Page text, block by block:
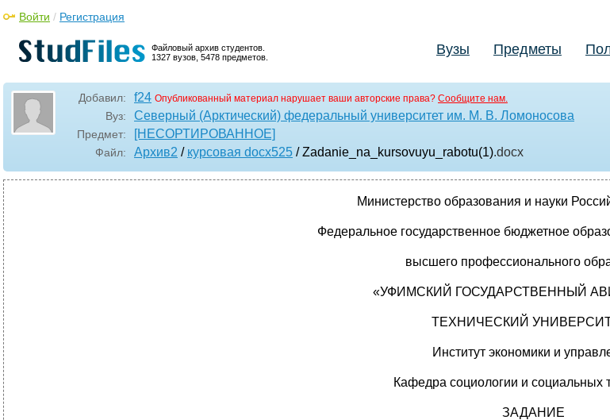
Файловый архив студентов.
1327 вузов, 5478 предметов.
Войти / Регистрация
Вузы Предметы
Добавил: f24 Опубликованный материал нарушает ваши авторские права? Сообщите нам.
Вуз: Северный (Арктический) федеральный университет им. М. В. Ломоносова
Предмет: [НЕСОРТИРОВАННОЕ]
Файл: Архив2 / курсовая docx525 / Zadanie_na_kursovuyu_rabotu(1).docx
Министерство образования и науки
Федеральное государственное бюджетное
высшего профессионального
«УФИМСКИЙ ГОСУДАРСТВЕННЫЙ
ТЕХНИЧЕСКИЙ
Институт экономики и
Кафедра социологии и социальных
ЗАДАНИЕ